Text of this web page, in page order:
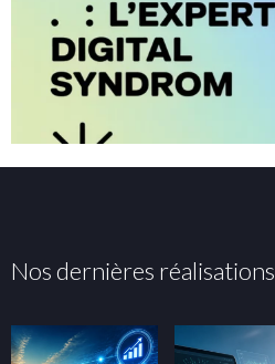
Nos dernières réalisations